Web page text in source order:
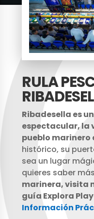
RULA
Ribadesella es
espectacular, la
pueblo marinero
histórico, su
sea un lugar
quieres saber
marinera, visita
guía Explora
Información